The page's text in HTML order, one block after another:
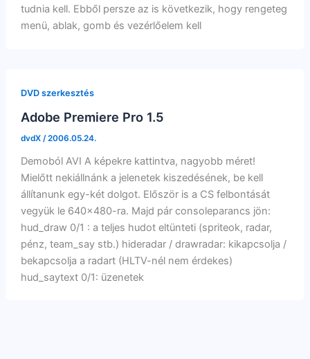
tudnia kell. Ebből persze az is következik, hogy rengeteg
menü, ablak, gomb és vezérlőelem kell
DVD szerkesztés
Adobe Premiere Pro 1.5
dvdX /2006.05.24.
Demoból AVI A képekre kattintva, nagyobb méret!
Mielőtt nekiállnánk a jelenetek kiszedésének, be kell
állítanunk egy-két dolgot. Először is a CS felbontását
vegyük le 640×480-ra. Majd pár consoleparancs jön:
hud_draw 0/1 : a teljes hudot eltünteti (spriteok, radar,
pénz, team_say stb.) hideradar / drawradar: kikapcsolja /
bekapcsolja a radart (HLTV-nél nem érdekes)
hud_saytext 0/1: üzenetek